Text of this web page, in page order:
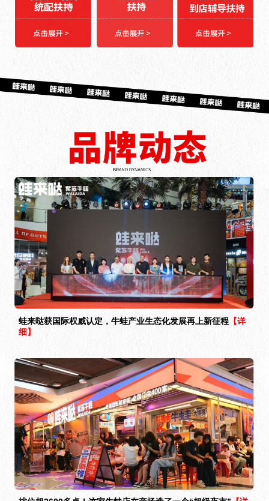
蛙来哒获国际权威认定，牛蛙产业生态化发展再上新征程 【详
细】